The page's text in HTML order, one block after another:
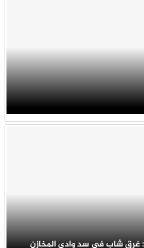
: غرق شاب في سد وادي المخازن